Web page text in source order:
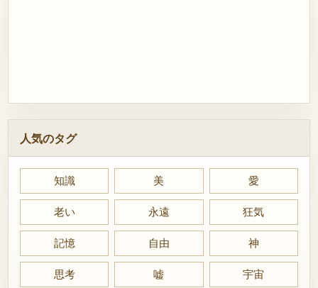
人気のタグ
知識 美 愛
老い 永遠 狂気
記憶 自由 神
思考 嘘 宇宙